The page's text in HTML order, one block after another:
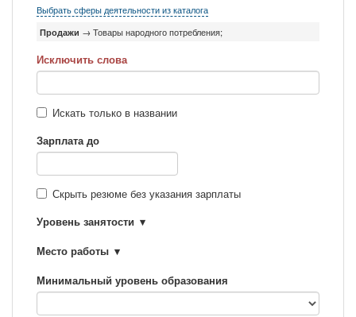
Выбрать сферы деятельности из каталога
Продажи → Товары народного потребления;
Исключить слова
Искать только в названии
Зарплата до
Скрыть резюме без указания зарплаты
Уровень занятости
Место работы
Минимальный уровень образования